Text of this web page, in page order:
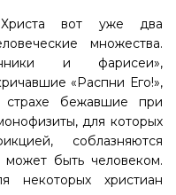
вот уже два
множества.
и фарисеи»,
«Распни Его!»,
страхе бежавшие при
для которых
соблазняются
быть человеком.
некоторых христиан